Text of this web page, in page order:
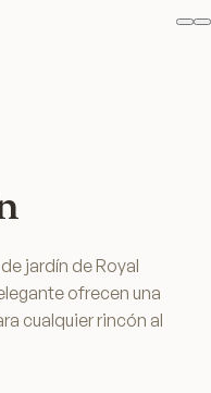
jardín de Royal
ofrecen una
cualquier rincón al